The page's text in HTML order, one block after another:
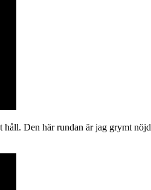
Den här rundan är jag grymt nöjd